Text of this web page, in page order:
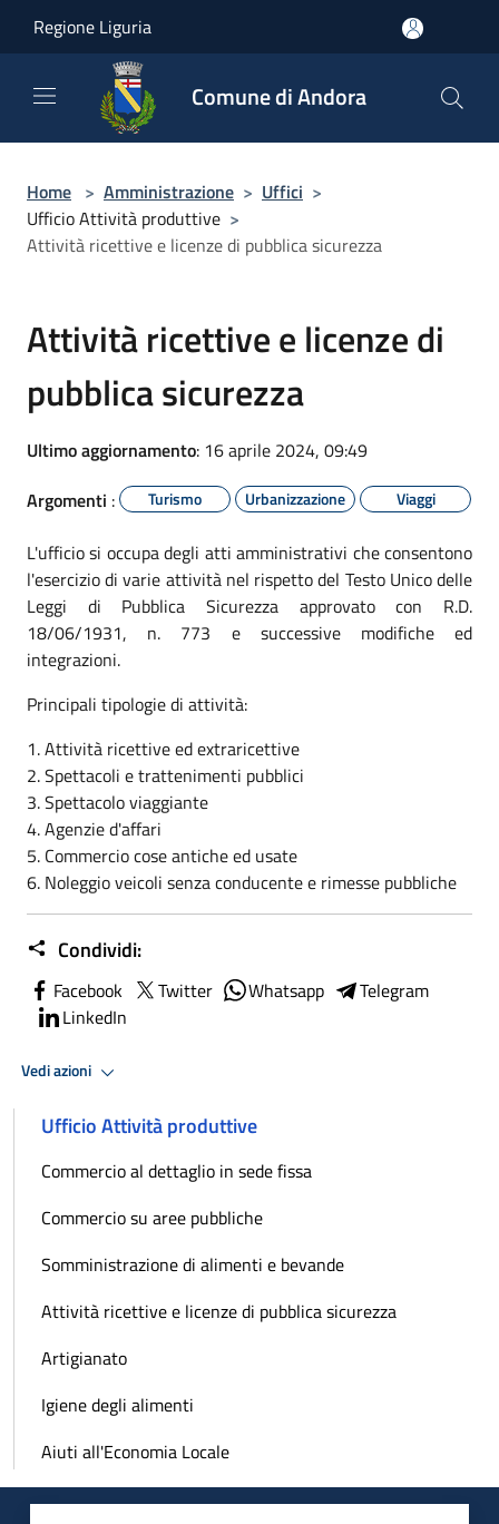
Regione Liguria
Comune di Andora
Home > Amministrazione > Uffici >
Ufficio Attività produttive >
Attività ricettive e licenze di pubblica sicurezza
Attività ricettive e licenze di
pubblica sicurezza
Ultimo aggiornamento: 16 aprile 2024, 09:49
Argomenti : Turismo Urbanizzazione Viaggi
L'ufficio si occupa degli atti amministrativi che consentono
l'esercizio di varie attività nel rispetto del Testo Unico delle
Leggi di Pubblica Sicurezza approvato con R.D.
18/06/1931, n. 773 e successive modifiche ed
integrazioni.
Principali tipologie di attività:
1. Attività ricettive ed extraricettive
2. Spettacoli e trattenimenti pubblici
3. Spettacolo viaggiante
4. Agenzie d'affari
5. Commercio cose antiche ed usate
6. Noleggio veicoli senza conducente e rimesse pubbliche
Condividi:
Facebook Twitter Whatsapp
Telegram
LinkedIn
Vedi azioni
Ufficio Attività produttive
Commercio al dettaglio in sede fissa
Commercio su aree pubbliche
Somministrazione di alimenti e bevande
Attività ricettive e licenze di pubblica sicurezza
Artigianato
Igiene degli alimenti
Aiuti all'Economia Locale